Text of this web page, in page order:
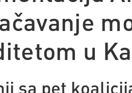
u
sa pet